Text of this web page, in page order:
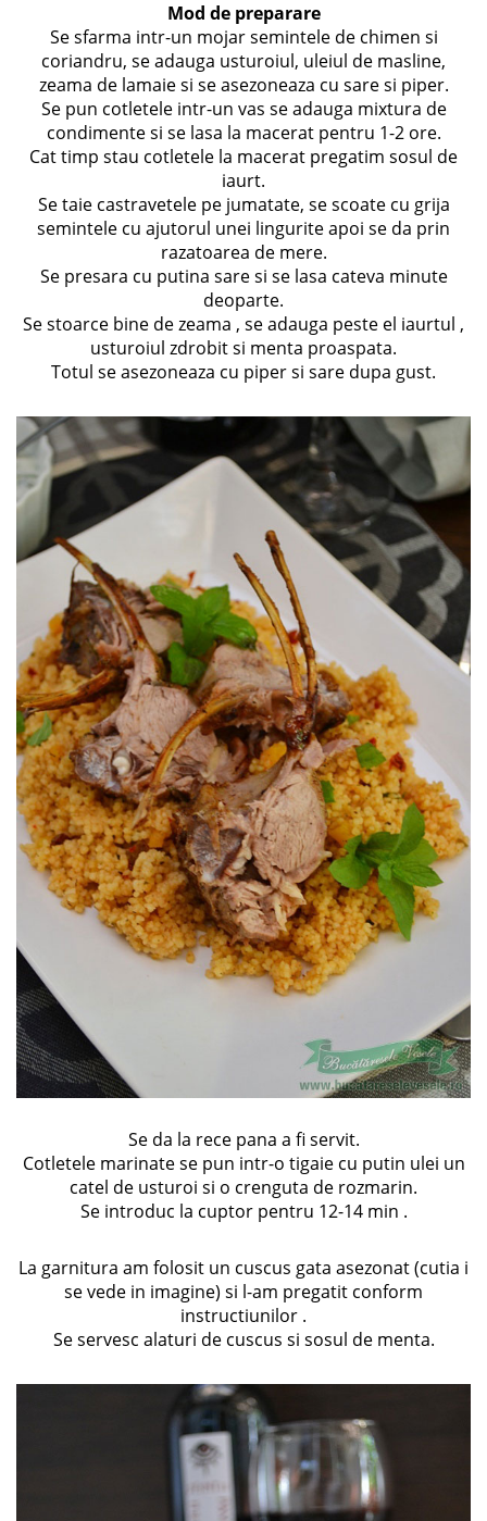
Mod de preparare
Se sfarma intr-un mojar semintele de chimen si
coriandru, se adauga usturoiul, uleiul de masline,
zeama de lamaie si se asezoneaza cu sare si piper.
Se pun cotletele intr-un vas se adauga mixtura de
condimente si se lasa la macerat pentru 1-2 ore.
Cat timp stau cotletele la macerat pregatim sosul de
iaurt.
Se taie castravetele pe jumatate, se scoate cu grija
semintele cu ajutorul unei lingurite apoi se da prin
razatoarea de mere.
Se presara cu putina sare si se lasa cateva minute
deoparte.
Se stoarce bine de zeama , se adauga peste el iaurtul ,
usturoiul zdrobit si menta proaspata.
Totul se asezoneaza cu piper si sare dupa gust.
Se da la rece pana a fi servit.
Cotletele marinate se pun intr-o tigaie cu putin ulei un
catel de usturoi si o crenguta de rozmarin.
Se introduc la cuptor pentru 12-14 min .
La garnitura am folosit un cuscus gata asezonat (cutia i
se vede in imagine) si l-am pregatit conform
instructiunilor .
Se servesc alaturi de cuscus si sosul de menta.